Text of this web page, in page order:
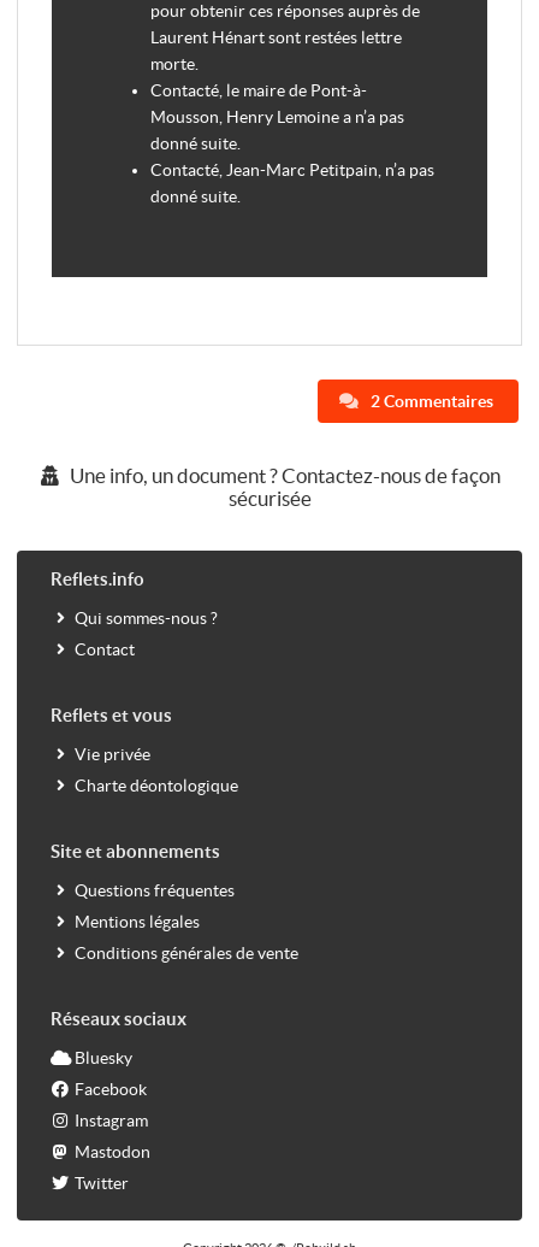
pour obtenir ces réponses auprès de
Laurent Hénart sont restées lettre
morte.
Contacté, le maire de Pont-à-
Mousson, Henry Lemoine a n’a pas
donné suite.
Contacté, Jean-Marc Petitpain, n’a pas
donné suite.
2 Commentaires
Une info, un document ? Contactez-nous de façon
sécurisée
Reflets.info
Qui sommes-nous ?
Contact
Reflets et vous
Vie privée
Charte déontologique
Site et abonnements
Questions fréquentes
Mentions légales
Conditions générales de vente
Réseaux sociaux
Bluesky
Facebook
Instagram
Mastodon
Twitter